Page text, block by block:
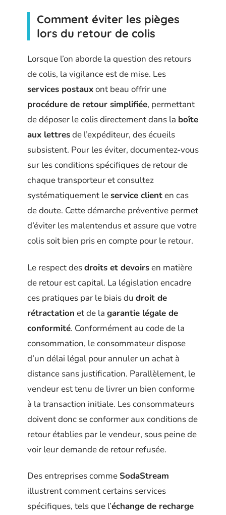
Comment éviter les pièges
lors du retour de colis
Lorsque l’on aborde la question des retours
de colis, la vigilance est de mise. Les
services postauxont beau offrir une
procédure de retour simplifiée, permettant
de déposer le colis directement dans la boîte
aux lettresde l’expéditeur, des écueils
subsistent. Pour les éviter, documentez-vous
sur les conditions spécifiques de retour de
chaque transporteur et consultez
systématiquement leservice clienten cas
de doute. Cette démarche préventive permet
d’éviter les malentendus et assure que votre
colis soit bien pris en compte pour le retour.
Le respect desdroits et devoirsen matière
de retour est capital. La législation encadre
ces pratiques par le biais du droit de
rétractation et de la garantie légale de
conformité. Conformément au code de la
consommation, le consommateur dispose
d’un délai légal pour annuler un achat à
distance sans justification. Parallèlement, le
vendeur est tenu de livrer un bien conforme
à la transaction initiale. Les consommateurs
doivent donc se conformer aux conditions de
retour établies par le vendeur, sous peine de
voir leur demande de retour refusée.
Des entreprises comme SodaStream
illustrent comment certains services
spécifiques, tels que l’échange de recharge